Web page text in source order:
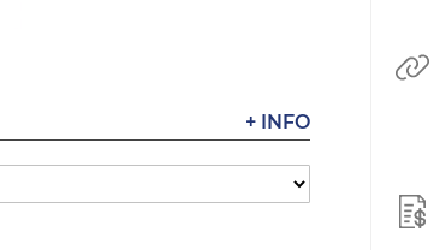
+ INFO